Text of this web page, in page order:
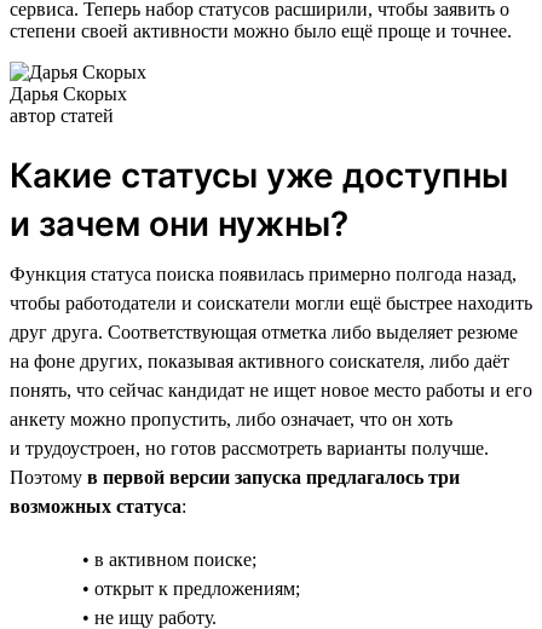
сервиса. Теперь набор статусов расширили, чтобы заявить о
степени своей активности можно было ещё проще и точнее.
Дарья Скорых
автор статей
Какие статусы уже доступны
и зачем они нужны?
Функция статуса поиска появилась примерно полгода назад,
чтобы работодатели и соискатели могли ещё быстрее находить
друг друга. Соответствующая отметка либо выделяет резюме
на фоне других, показывая активного соискателя, либо даёт
понять, что сейчас кандидат не ищет новое место работы и его
анкету можно пропустить, либо означает, что он хоть
и трудоустроен, но готов рассмотреть варианты получше.
Поэтому в первой версии запуска предлагалось три
возможных статуса:
• в активном поиске;
• открыт к предложениям;
• не ищу работу.